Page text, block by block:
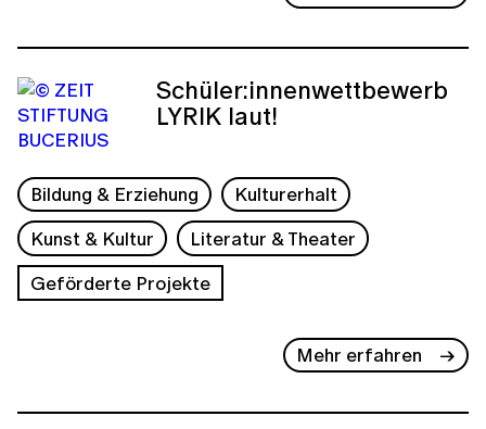
Schüler:innenwettbewerb
LYRIK laut!
Bildung & Erziehung
Kulturerhalt
Kunst & Kultur
Literatur & Theater
Geförderte Projekte
Mehr erfahren